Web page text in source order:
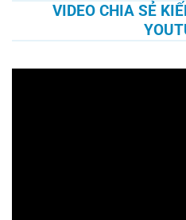
VIDEO CHIA SẺ